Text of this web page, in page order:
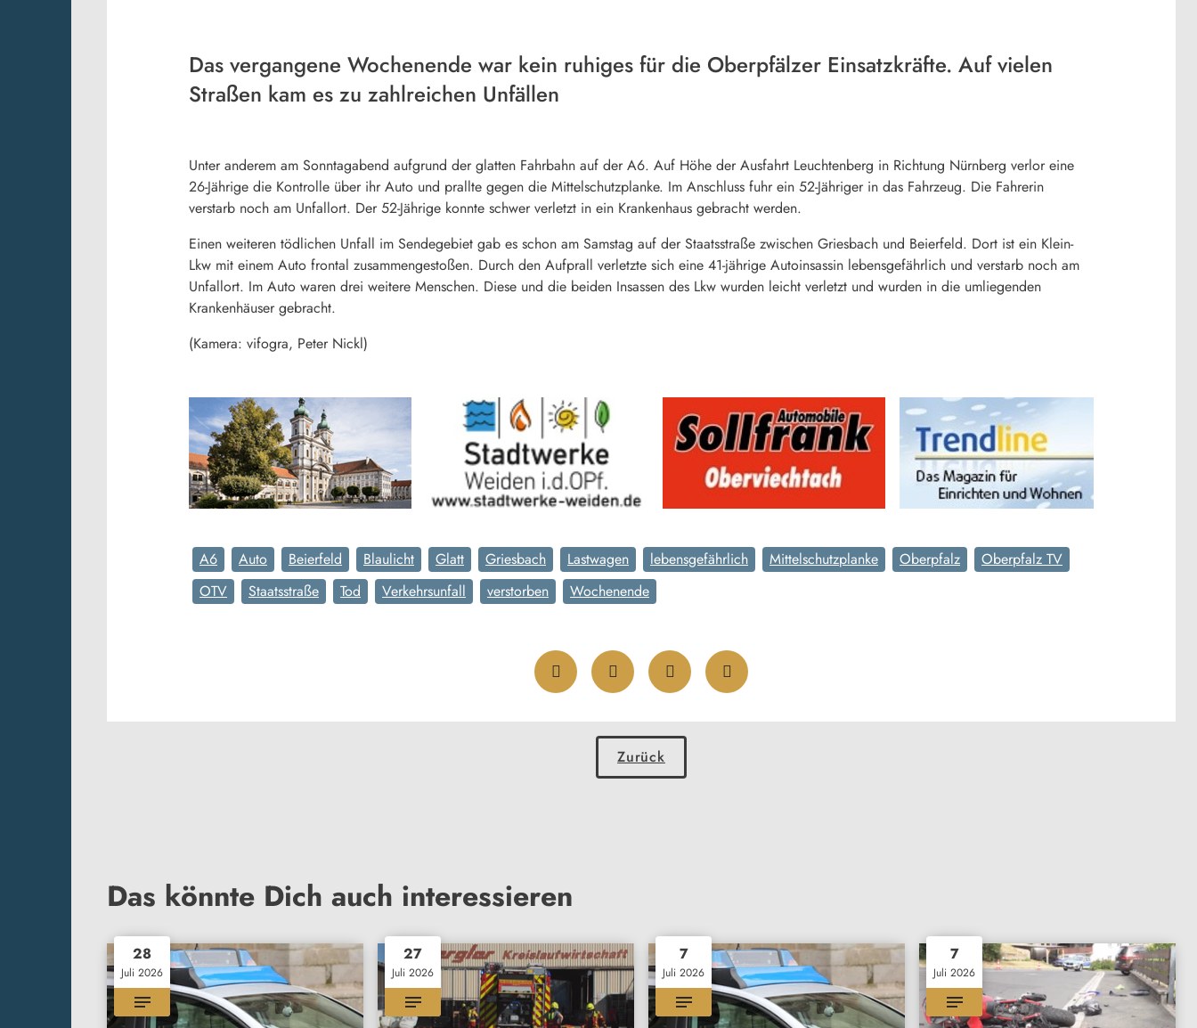
Das vergangene Wochenende war kein ruhiges für die Oberpfälzer Einsatzkräfte. Auf vielen
Straßen kam es zu zahlreichen Unfällen
Unter anderem am Sonntagabend aufgrund der glatten Fahrbahn auf der A6. Auf Höhe der Ausfahrt Leuchtenberg in Richtung Nürnberg verlor eine
26-Jährige die Kontrolle über ihr Auto und prallte gegen die Mittelschutzplanke. Im Anschluss fuhr ein 52-Jähriger in das Fahrzeug. Die Fahrerin
verstarb noch am Unfallort. Der 52-Jährige konnte schwer verletzt in ein Krankenhaus gebracht werden.
Einen weiteren tödlichen Unfall im Sendegebiet gab es schon am Samstag auf der Staatsstraße zwischen Griesbach und Beierfeld. Dort ist ein Klein-
Lkw mit einem Auto frontal zusammengestoßen. Durch den Aufprall verletzte sich eine 41-jährige Autoinsassin lebensgefährlich und verstarb noch am
Unfallort. Im Auto waren drei weitere Menschen. Diese und die beiden Insassen des Lkw wurden leicht verletzt und wurden in die umliegenden
Krankenhäuser gebracht.
(Kamera: vifogra, Peter Nickl)
A6 Auto Beierfeld Blaulicht Glatt Griesbach Lastwagen lebensgefährlich Mittelschutzplanke Oberpfalz
Oberpfalz TV
OTV
Staatsstraße Tod Verkehrsunfall verstorben Wochenende
Zurück
Das könnte Dich auch interessieren
28
Juli 2026
27
Juli 2026
7
Juli 2026
7
Juli 2026